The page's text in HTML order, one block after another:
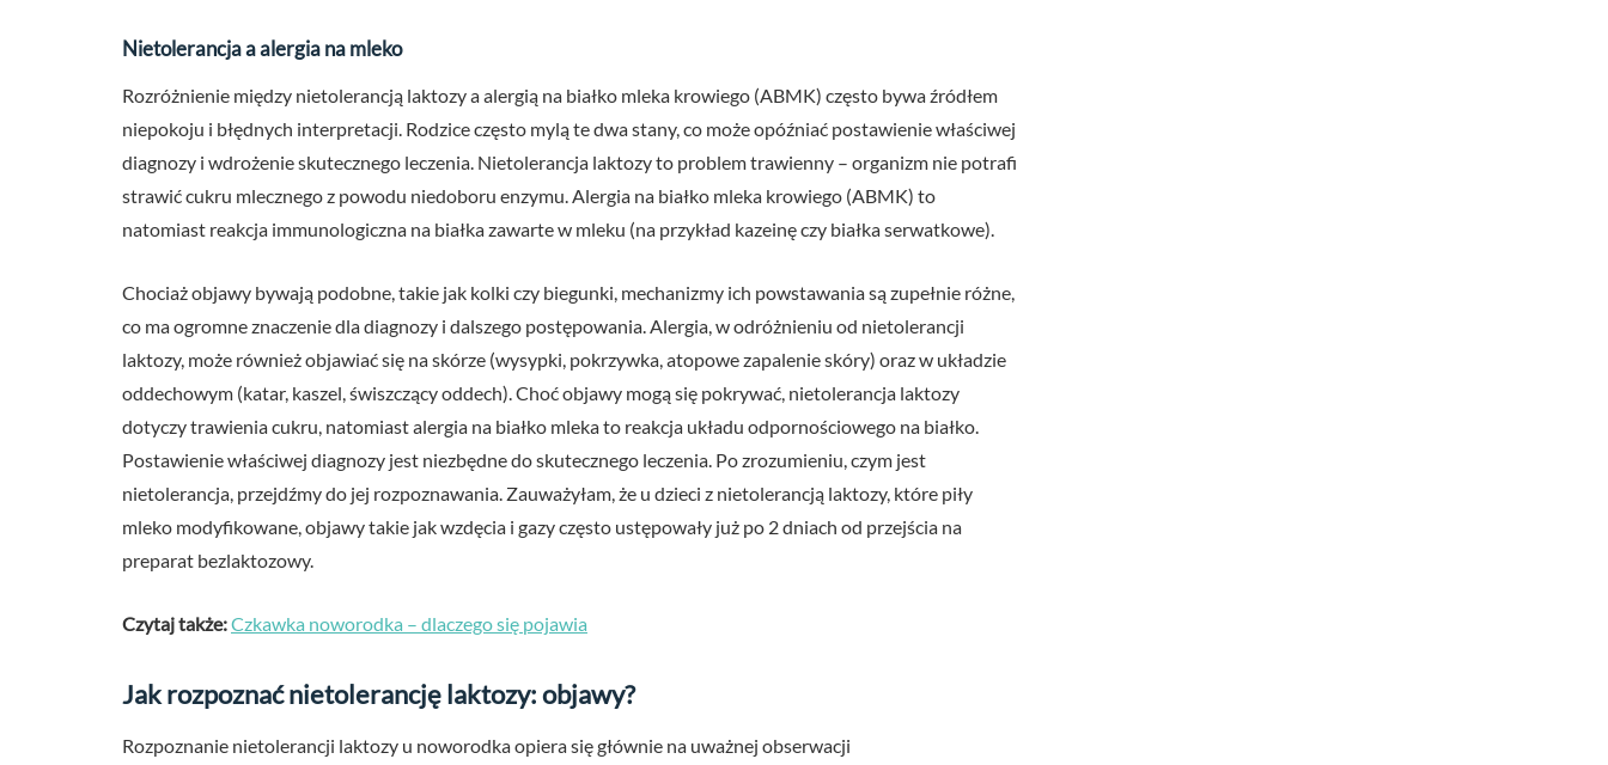
Nietolerancja a alergia na mleko
Rozróżnienie między nietolerancją laktozy a alergią na białko mleka krowiego (ABMK) często bywa źródłem
niepokoju i błędnych interpretacji. Rodzice często mylą te dwa stany, co może opóźniać postawienie właściwej
diagnozy i wdrożenie skutecznego leczenia. Nietolerancja laktozy to problem trawienny – organizm nie potrafi
strawić cukru mlecznego z powodu niedoboru enzymu. Alergia na białko mleka krowiego (ABMK) to
natomiast reakcja immunologiczna na białka zawarte w mleku (na przykład kazeinę czy białka serwatkowe).
Chociaż objawy bywają podobne, takie jak kolki czy biegunki, mechanizmy ich powstawania są zupełnie różne,
co ma ogromne znaczenie dla diagnozy i dalszego postępowania. Alergia, w odróżnieniu od nietolerancji
laktozy, może również objawiać się na skórze (wysypki, pokrzywka, atopowe zapalenie skóry) oraz w układzie
oddechowym (katar, kaszel, świszczący oddech). Choć objawy mogą się pokrywać, nietolerancja laktozy
dotyczy trawienia cukru, natomiast alergia na białko mleka to reakcja układu odpornościowego na białko.
Postawienie właściwej diagnozy jest niezbędne do skutecznego leczenia. Po zrozumieniu, czym jest
nietolerancja, przejdźmy do jej rozpoznawania. Zauważyłam, że u dzieci z nietolerancją laktozy, które piły
mleko modyfikowane, objawy takie jak wzdęcia i gazy często ustępowały już po 2 dniach od przejścia na
preparat bezlaktozowy.
Czytaj także:Czkawka noworodka – dlaczego się pojawia
Jak rozpoznać nietolerancję laktozy: objawy?
Rozpoznanie nietolerancji laktozy u noworodka opiera się głównie na uważnej obserwacji